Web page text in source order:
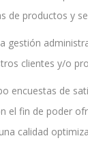
de productos y
gestión
clientes y/o
encuestas de
el fin de poder
calidad